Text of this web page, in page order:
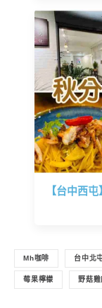
【台中西
Mh咖啡 台中北
莓果檸檬 野菇